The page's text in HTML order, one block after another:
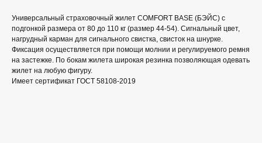
Универсальный страховочный жилет COMFORT BASE (БЭЙС) с
подгонкой размера от 80 до 110 кг (размер 44-54). Сигнальный цвет,
нагрудный карман для сигнального свистка, свисток на шнурке.
Фиксация осуществляется при помощи молнии и регулируемого ремня
на застежке. По бокам жилета широкая резинка позволяющая одевать
жилет на любую фигуру.
Имеет сертификат ГОСТ 58108-2019